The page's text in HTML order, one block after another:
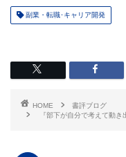
副業・転職･キャリア開発
HOME
書評ブログ
『部下が自分で考えて動き